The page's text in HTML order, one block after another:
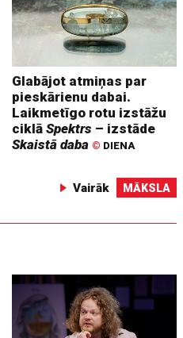
Glabājot atmiņas par
pieskārienu dabai.
Laikmetīgo rotu izstāžu
ciklāSpektrs – izstāde
Skaistā daba © DIENA
Vairāk MĀKSLA